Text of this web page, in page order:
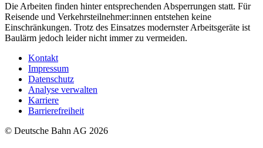
Die Arbeiten finden hinter entsprechenden Absperrungen statt. Für
Reisende und Verkehrsteilnehmer:innen entstehen keine
Einschränkungen. Trotz des Einsatzes modernster Arbeitsgeräte ist
Baulärm jedoch leider nicht immer zu vermeiden.
Kontakt
Impressum
Datenschutz
Analyse verwalten
Karriere
Barrierefreiheit
© Deutsche Bahn AG 2026